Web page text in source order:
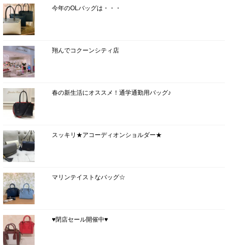
今年のOLバッグは・・・
翔んでコクーンシティ店
春の新生活にオススメ！通学通勤用バッグ♪
スッキリ★アコーディオンショルダー★
マリンテイストなバッグ☆
♥閉店セール開催中♥